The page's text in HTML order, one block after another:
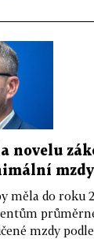
novelu
mzdy
měla do roku
mzdy